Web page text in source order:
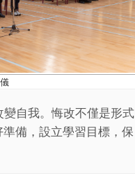
自我。悔改不僅是形式
備，設立學習目標，保